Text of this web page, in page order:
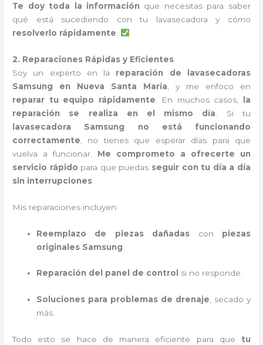
Te doy toda la información que necesitas para saber
qué está sucediendo con tu lavasecadora y cómo
resolverlo rápidamente
2. Reparaciones Rápidas y Eficientes
Soy un experto en la reparación de lavasecadoras
Samsung en Nueva Santa María , y me enfoco en
reparar tu equipo rápidamente . En muchos casos,
la
reparación se realiza en el mismo día . Si tu
lavasecadora Samsung no está funcionando
correctamente , no tienes que esperar días para que
vuelva a funcionar. Me comprometo a ofrecerte un
servicio rápido para que puedas seguir con tu día a día
sin interrupciones
Mis reparaciones incluyen:
Reemplazo de piezas dañadas con piezas
originales Samsung
Reparación del panel de control si no responde.
Soluciones para problemas de drenaje, secado y
más.
Todo esto se hace de manera eficiente para que tu